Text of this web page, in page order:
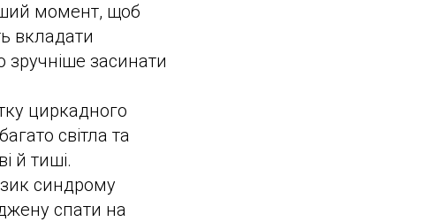
момент, щоб
вкладати
зручніше засинати
циркадного
світла та
й тиші.
синдрому
спати на